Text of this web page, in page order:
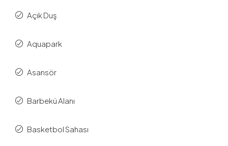
Açık Duş
Aquapark
Asansör
Barbekü Alanı
Basketbol Sahası